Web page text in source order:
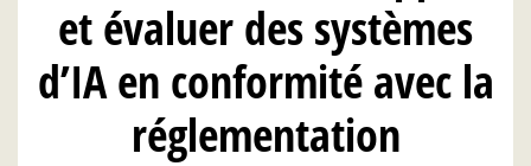
et évaluer des systèmes
d’IA en conformité avec la
réglementation